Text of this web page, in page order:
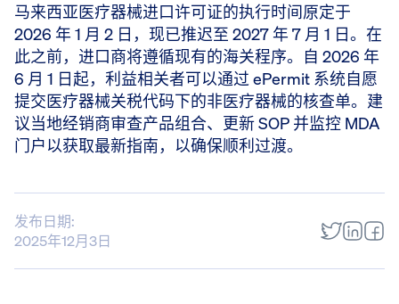
马来西亚医疗器械进口许可证的执行时间原定于
2026 年 1 月 2 日，现已推迟至 2027 年 7 月 1 日。在
此之前，进口商将遵循现有的海关程序。自 2026 年
6 月 1 日起，利益相关者可以通过 ePermit 系统自愿
提交医疗器械关税代码下的非医疗器械的核查单。建
议当地经销商审查产品组合、更新 SOP 并监控 MDA
门户以获取最新指南，以确保顺利过渡。
发布日期:
2025年12月3日